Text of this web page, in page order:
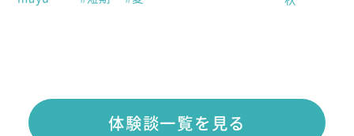
体験談一覧を見る